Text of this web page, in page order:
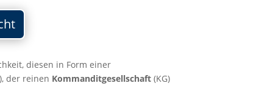
diesen in Form einer
der reinen Kommanditgesellschaft (KG)